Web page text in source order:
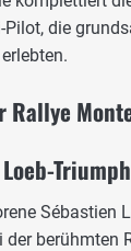
die
Rallye
Sébastien
berühmten